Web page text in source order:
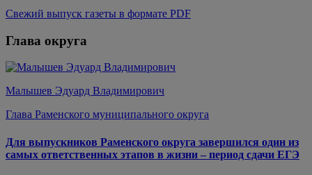
Свежий выпуск газеты в формате PDF
Глава округа
Малышев Эдуард Владимирович
Глава Раменского муниципального округа
Для выпускников Раменского округа завершился один из
самых ответственных этапов в жизни – период сдачи ЕГЭ